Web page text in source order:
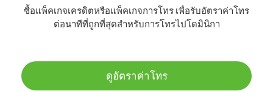
ซื้อแพ็คเกจเครดิตหรือแพ็คเกจการโทร เพื่อรับอัตราค่าโทร
ต่อนาทีที่ถูกที่สุดสำหรับการโทรไปโดมินิกา
ดูอัตราค่าโทร